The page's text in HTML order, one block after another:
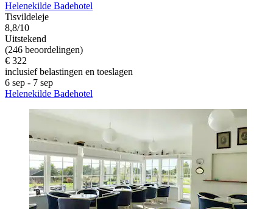
Helenekilde Badehotel
Tisvildeleje
8,8/10
Uitstekend
(246 beoordelingen)
€ 322
inclusief belastingen en toeslagen
6 sep - 7 sep
Helenekilde Badehotel